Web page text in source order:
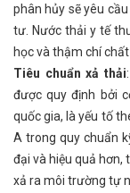
phân hủy sẽ yêu
tư. Nước thải y tế
học và thậm chí
Tiêu chuẩn xả thải
được quy định bởi
quốc gia, là yếu tố
A trong quy chuẩn
đại và hiệu quả hơn,
xả ra môi trường tự